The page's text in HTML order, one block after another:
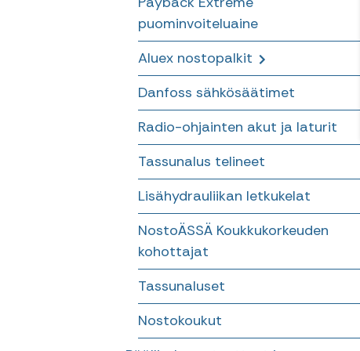
Riipukkeet
Nostokoukut pyörittäjään
HC 60 – HC 105 Kevyet 5,3 tm
– 9,6 tm kappaletavaranosturit
HC S 130 – 190 keskiluokan
11,9 tm – 19,5 tm
kappaletavaranosturit
puominvoiteluaine
Aluex nostopalkit
Levitettävät nostopuomit
Suorat nostopalkit
Danfoss sähkösäätimet
Radio-ohjainten akut ja laturit
Tassunalus telineet
Lisähydrauliikan letkukelat
NostoÄSSÄ Koukkukorkeuden
kohottajat
Tassunaluset
Nostokoukut